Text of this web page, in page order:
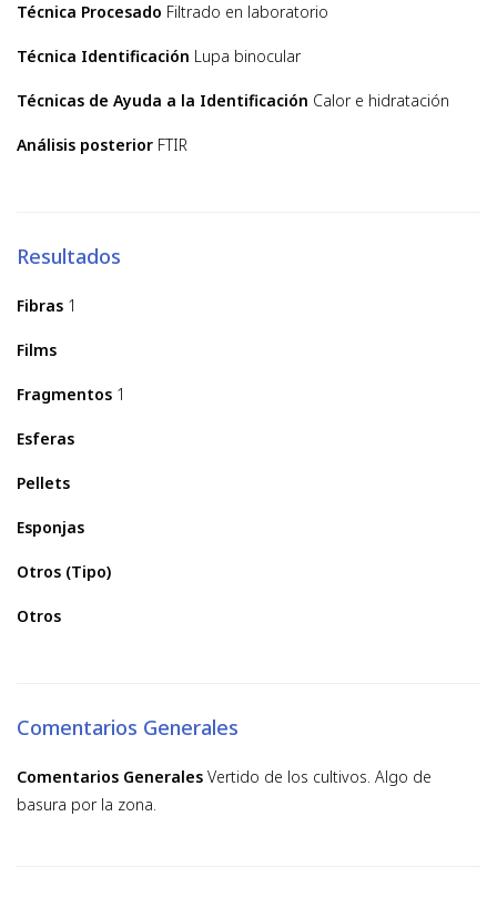
Técnica Procesado Filtrado en laboratorio
Técnica Identificación Lupa binocular
Técnicas de Ayuda a la Identificación Calor e hidratación
Análisis posterior FTIR
Resultados
Fibras 1
Films
Fragmentos 1
Esferas
Pellets
Esponjas
Otros (Tipo)
Otros
Comentarios Generales
Comentarios Generales Vertido de los cultivos. Algo de
basura por la zona.